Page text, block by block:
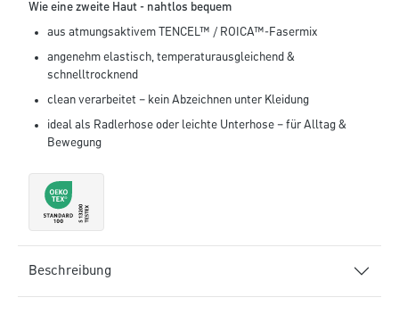
Wie eine zweite Haut - nahtlos bequem
aus atmungsaktivem TENCEL™ / ROICA™-Fasermix
angenehm elastisch, temperaturausgleichend &
schnelltrocknend
clean verarbeitet – kein Abzeichnen unter Kleidung
ideal als Radlerhose oder leichte Unterhose – für Alltag &
Bewegung
Beschreibung